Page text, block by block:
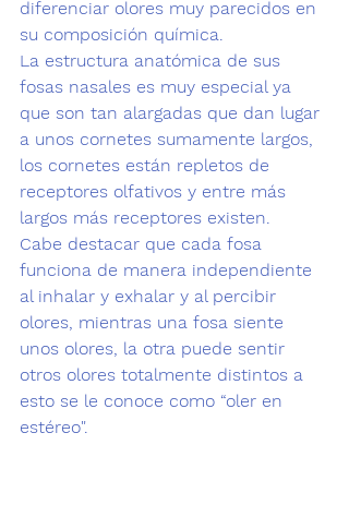
diferenciar olores muy parecidos en
su composición química.
La estructura anatómica de sus
fosas nasales es muy especial ya
que son tan alargadas que dan lugar
a unos cornetes sumamente largos,
los cornetes están repletos de
receptores olfativos y entre más
largos más receptores existen.
Cabe destacar que cada fosa
funciona de manera independiente
al inhalar y exhalar y al percibir
olores, mientras una fosa siente
unos olores, la otra puede sentir
otros olores totalmente distintos a
esto se le conoce como “oler en
estéreo".